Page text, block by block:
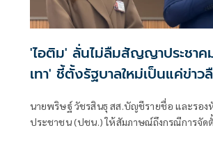
'ไอติม' ลั่นไม่ลืมสัญญาประชาค
เทา' ชี้ตั้งรัฐบาลใหม่เป็นแค่ข่าว
นายพริษฐ์ วัชรสินธุ สส.บัญชีรายชื่อ และรอ
ประชาชน (ปชน.) ให้สัมภาษณ์ถึงกรณีการจัด